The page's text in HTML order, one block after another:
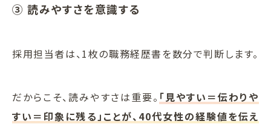
③ 読みやすさを意識する
採用担当者は、1枚の職務経歴書を数分で判断します。
だからこそ、読みやすさは重要。 「見やすい＝伝わりや
すい＝印象に残る」ことが、40代女性の経験値を伝え